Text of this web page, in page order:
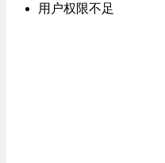
用户权限不足